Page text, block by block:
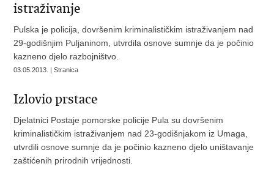
istraživanje
Pulska je policija, dovršenim kriminalističkim istraživanjem nad
29-godišnjim Puljaninom, utvrdila osnove sumnje da je počinio
kazneno djelo razbojništvo.
03.05.2013. | Stranica
Izlovio prstace
Djelatnici Postaje pomorske policije Pula su dovršenim
kriminalističkim istraživanjem nad 23-godišnjakom iz Umaga,
utvrdili osnove sumnje da je počinio kazneno djelo uništavanje
zaštićenih prirodnih vrijednosti.